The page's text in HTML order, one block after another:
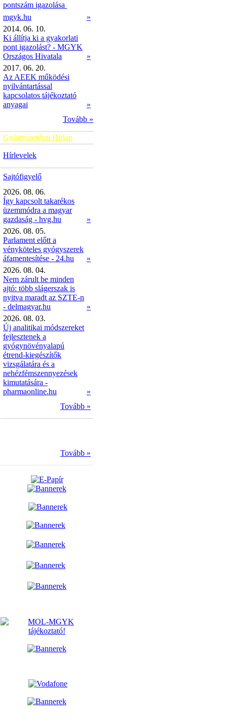
pontszám igazolása 
mgyk.hu
»
2014. 06. 10.
Ki állítja ki a gyakorlati
pont igazolást? - MGYK
Országos Hivatala
»
2017. 06. 20.
Az AEEK működési
nyilvántartással
kapcsolatos tájékoztató
anyagai
»
Tovább »
Gyógyszerészi Hírlap
Hírlevelek
Sajtófigyelő
2026. 08. 06.
Így kapcsolt takarékos
üzemmódra a magyar
gazdaság - hvg.hu
»
2026. 08. 05.
Parlament előtt a
vényköteles gyógyszerek
áfamentesítése - 24.hu
»
2026. 08. 04.
Nem zárult be minden
ajtó: több slágerszak is
nyitva maradt az SZTE-n
- delmagyar.hu
»
2026. 08. 03.
Új analitikai módszereket
fejlesztenek a
gyógynövényalapú
étrend-kiegészítők
vizsgálatára és a
nehézfémszennyezések
kimutatására -
pharmaonline.hu
»
Tovább »
Tovább »